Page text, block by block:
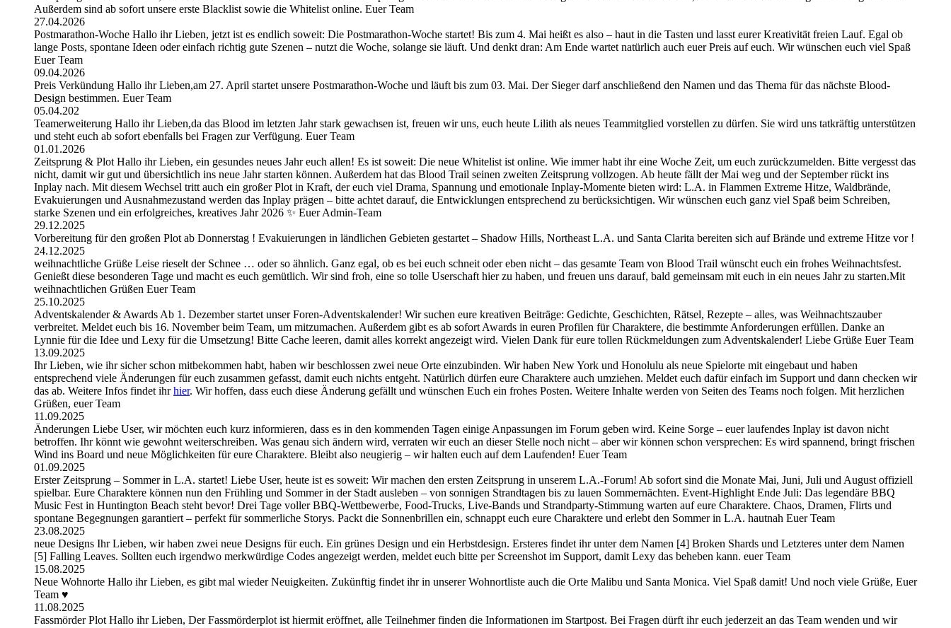
Außerdem sind ab sofort unsere erste Blacklist sowie die Whitelist online. Euer Team
27.04.2026
Postmarathon-Woche Hallo ihr Lieben, jetzt ist es endlich soweit: Die Postmarathon-Woche startet! Bis zum 4. Mai heißt es also – haut in die Tasten und lasst eurer Kreativität freien Lauf. Egal ob
lange Posts, spontane Ideen oder einfach richtig gute Szenen – nutzt die Woche, solange sie läuft. Und denkt dran: Am Ende wartet natürlich auch euer Preis auf euch. Wir wünschen euch viel Spaß
Euer Team
09.04.2026
Preis Verkündung Hallo ihr Lieben,am 27. April startet unsere Postmarathon-Woche und läuft bis zum 03. Mai. Der Sieger darf anschließend den Namen und das Thema für das nächste Blood-
Design bestimmen. Euer Team
05.04.202
Teamerweiterung Hallo ihr Lieben,da das Blood im letzten Jahr stark gewachsen ist, freuen wir uns, euch heute Lilith als neues Teammitglied vorstellen zu dürfen. Sie wird uns tatkräftig unterstützen
und steht euch ab sofort ebenfalls bei Fragen zur Verfügung. Euer Team
01.01.2026
Zeitsprung & Plot Hallo ihr Lieben, ein gesundes neues Jahr euch allen! Es ist soweit: Die neue Whitelist ist online. Wie immer habt ihr eine Woche Zeit, um euch zurückzumelden. Bitte vergesst das
nicht, damit wir gut und übersichtlich ins neue Jahr starten können. Außerdem hat das Blood Trail seinen zweiten Zeitsprung vollzogen. Ab heute fällt der Mai weg und der September rückt ins
Inplay nach. Mit diesem Wechsel tritt auch ein großer Plot in Kraft, der euch viel Drama, Spannung und emotionale Inplay-Momente bieten wird: L.A. in Flammen Extreme Hitze, Waldbrände,
Evakuierungen und Ausnahmezustand werden das Inplay prägen – bitte achtet darauf, die Entwicklungen entsprechend zu berücksichtigen. Wir wünschen euch ganz viel Spaß beim Schreiben,
starke Szenen und ein erfolgreiches, kreatives Jahr 2026 ✨ Euer Admin-Team
29.12.2025
Vorbereitung für den großen Plot ab Donnerstag ! Evakuierungen in ländlichen Gebieten gestartet – Shadow Hills, Northeast L.A. und Santa Clarita bereiten sich auf Brände und extreme Hitze vor !
24.12.2025
weihnachtliche Grüße Leise rieselt der Schnee … oder so ähnlich. Ganz egal, ob es bei euch schneit oder eben nicht – das gesamte Team von Blood Trail wünscht euch ein frohes Weihnachtsfest.
Genießt diese besonderen Tage und macht es euch gemütlich. Wir sind froh, eine so tolle Userschaft hier zu haben, und freuen uns darauf, bald gemeinsam mit euch in ein neues Jahr zu starten.Mit
weihnachtlichen Grüßen Euer Team
25.10.2025
Adventskalender & Awards Ab 1. Dezember startet unser Foren-Adventskalender! Wir suchen eure kreativen Beiträge: Gedichte, Geschichten, Rätsel, Rezepte – alles, was Weihnachtszauber
verbreitet. Meldet euch bis 16. November beim Team, um mitzumachen. Außerdem gibt es ab sofort Awards in euren Profilen für Charaktere, die bestimmte Anforderungen erfüllen. Danke an
Lynnie für die Idee und Lexy für die Umsetzung! Bitte Cache leeren, damit alles korrekt angezeigt wird. Vielen Dank für eure tollen Rückmeldungen zum Adventskalender! Liebe Grüße Euer Team
13.09.2025
Ihr Lieben, wie ihr sicher schon mitbekommen habt, haben wir beschlossen zwei neue Orte einzubinden. Wir haben New York und Honolulu als neue Spielorte mit eingebaut und haben
entsprechend viele Änderungen für euch zusammen gefasst, damit euch nichts entgeht. Natürlich dürfen eure Charaktere auch umziehen. Meldet euch dafür einfach im Support und dann checken wir
das ab. Weitere Infos findet ihrhier. Wir hoffen, dass euch diese Änderung gefällt und wünschen Euch ein frohes Posten. Weitere Inhalte werden von Seiten des Teams noch folgen. Mit herzlichen
Grüßen, euer Team
11.09.2025
Änderungen Liebe User, wir möchten euch kurz informieren, dass es in den kommenden Tagen einige Anpassungen im Forum geben wird. Keine Sorge – euer laufendes Inplay ist davon nicht
betroffen. Ihr könnt wie gewohnt weiterschreiben. Was genau sich ändern wird, verraten wir euch an dieser Stelle noch nicht – aber wir können schon versprechen: Es wird spannend, bringt frischen
Wind ins Board und neue Möglichkeiten für eure Charaktere. Bleibt also neugierig – wir halten euch auf dem Laufenden! Euer Team
01.09.2025
Erster Zeitsprung – Sommer in L.A. startet! Liebe User, heute ist es soweit: Wir machen den ersten Zeitsprung in unserem L.A.-Forum! Ab sofort sind die Monate Mai, Juni, Juli und August offiziell
spielbar. Eure Charaktere können nun den Frühling und Sommer in der Stadt ausleben – von sonnigen Strandtagen bis zu lauen Sommernächten. Event-Highlight Ende Juli: Das legendäre BBQ
Music Fest in Huntington Beach steht bevor! Drei Tage voller BBQ-Wettbewerbe, Food-Trucks, Live-Bands und Strandparty-Stimmung warten auf eure Charaktere. Chaos, Dramen, Flirts und
spontane Begegnungen garantiert – perfekt für sommerliche Storys. Packt die Sonnenbrillen ein, schnappt euch eure Charaktere und erlebt den Sommer in L.A. hautnah Euer Team
23.08.2025
neue Designs Ihr Lieben, wir haben zwei neue Designs für euch. Ein grünes Design und ein Herbstdesign. Ersteres findet ihr unter dem Namen [4] Broken Shards und Letzteres unter dem Namen
[5] Falling Leaves. Sollten euch irgendwo merkwürdige Codes angezeigt werden, meldet euch bitte per Screenshot im Support, damit Lexy das beheben kann. euer Team
15.08.2025
Neue Wohnorte Hallo ihr Lieben, es gibt mal wieder Neuigkeiten. Zukünftig findet ihr in unserer Wohnortliste auch die Orte Malibu und Santa Monica. Viel Spaß damit! Und noch viele Grüße, Euer
Team ♥
11.08.2025
Fassmörder Plot Hallo ihr Lieben, Der Fassmörderplot ist hiermit eröffnet, alle Teilnehmer finden die Informationen im Startpost. Bei Fragen dürft ihr euch jederzeit an das Team wenden und wir